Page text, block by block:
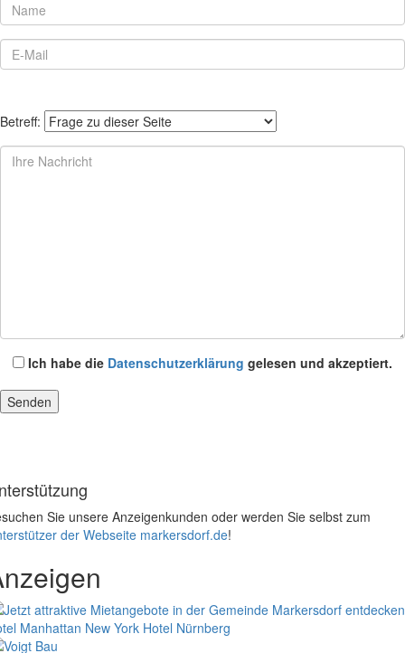
Betreff:
Ich habe die Datenschutzerklärung gelesen und akzeptiert.
Sie unsere Anzeigenkunden oder werden Sie selbst zum
der Webseite markersdorf.de!
Manhattan New York Hotel Nürnberg